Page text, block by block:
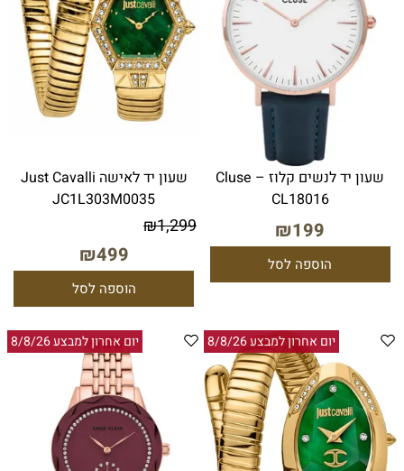
שעון יד לנשים קלוז – Cluse
CL18016
₪199
הוספה לסל
שעון יד לאישה Just Cavalli
JC1L303M0035
₪1,299
₪499
הוספה לסל
יום אחרון למבצע 8/8/26 יום אחרון למבצע 8/8/26